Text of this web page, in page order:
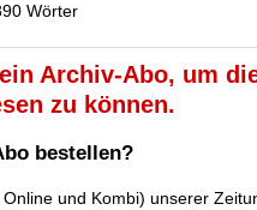
Wörter
Archiv-Abo, um
zu können.
bestellen?
und Kombi) unserer